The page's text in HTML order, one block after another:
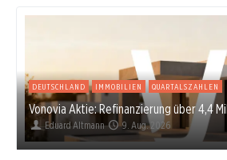
DEUTSCHLAND IMMOBILIEN QUARTALSZAHLEN
Vonovia Aktie: Refinanzierung über 4,4
Eduard Altmann 9. Aug. 2026